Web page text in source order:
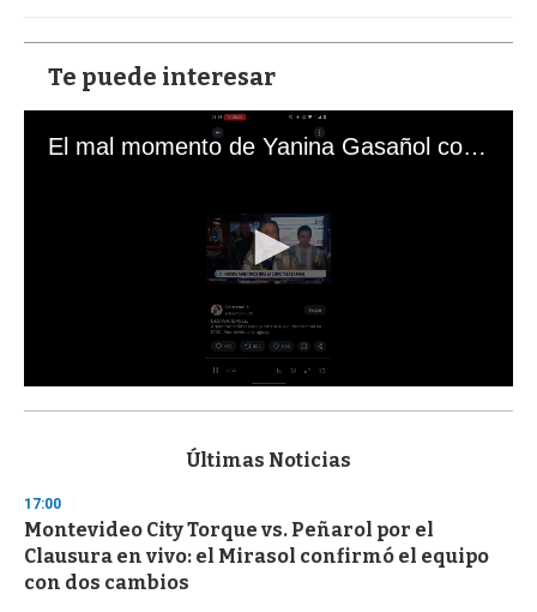
Te puede interesar
El mal momento de Yanina Gasañol con un hincha argentino en "Subrayado"
s
d
s
o
f
3
Últimas Noticias
17:00
Montevideo City Torque vs. Peñarol por el
Clausura en vivo: el Mirasol confirmó el equipo
con dos cambios